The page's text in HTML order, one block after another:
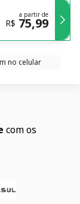
a partir de
R$ 75,99
no celular
com os